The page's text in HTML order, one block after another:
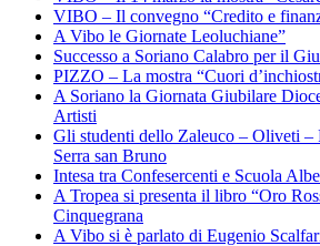
VIBO – Il convegno “Credito e
A Vibo le Giornate Leoluchiane”
Successo a Soriano Calabro per il
PIZZO – La mostra “Cuori
A Soriano la Giornata Giubilare
Artisti
Gli studenti dello Zaleuco – Oliveti –
Serra san Bruno
Intesa tra Confesercenti e Scuola
A Tropea si presenta il libro “Oro
Cinquegrana
A Vibo si è parlato di Eugenio